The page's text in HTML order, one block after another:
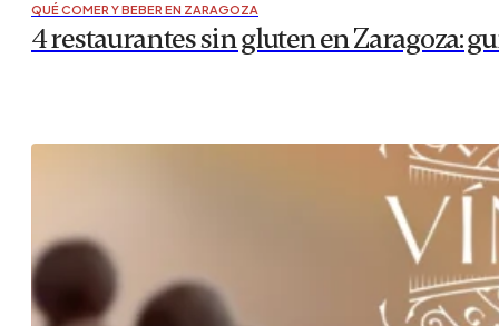
QUÉ COMER Y BEBER EN ZARAGOZA
4 restaurantes sin gluten en Zaragoza: